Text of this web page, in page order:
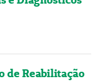
de Reabilitação